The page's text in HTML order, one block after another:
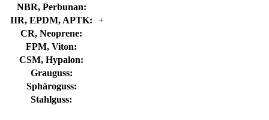
NBR, Perbunan:
IIR, EPDM, APTK:
+
CR, Neoprene:
FPM, Viton:
CSM, Hypalon:
Grauguss:
Sphäroguss:
Stahlguss: